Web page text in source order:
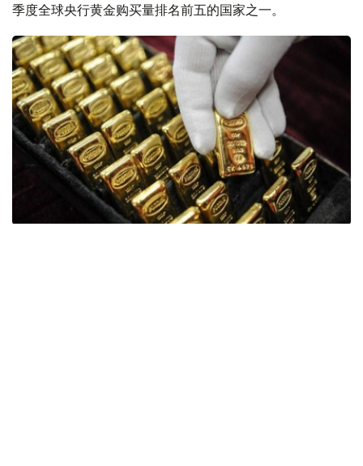
季度全球央行黄金购买量排名前五的国家之一。